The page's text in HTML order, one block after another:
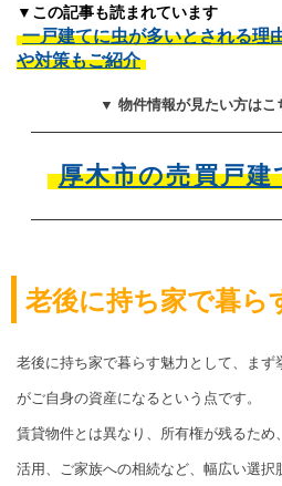
▼この記事も読まれています
一戸建てに虫が多いとされる理
や対策もご紹介
▼ 物件情報が見たい方はこ
厚木市の売買戸
老後に持ち家で暮ら
老後に持ち家で暮らす魅力として、ま
がご自身の資産になるという点です。
賃貸物件とは異なり、所有権が残るた
活用、ご家族への相続など、幅広い選択